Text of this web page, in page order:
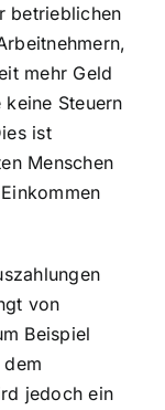
betrieblichen
mehr Geld
Steuern
ist
Menschen
von
Beispiel
jedoch ein